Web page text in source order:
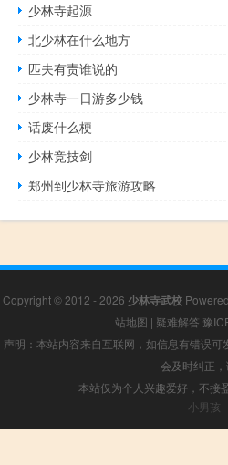
少林寺起源
北少林在什么地方
匹夫有责谁说的
少林寺一日游多少钱
话废什么梗
少林竞技剑
郑州到少林寺旅游攻略
Copyright © 2012 - 2026 少林寺武校
站地图 | 疑难解答 豫
声明：本站内容来自互联网，如信息有错误
会及时纠正
本站仅为个人兴趣爱好，不接
小男孩